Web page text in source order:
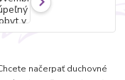
načerpať duchovné